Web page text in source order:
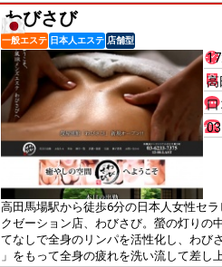
わびさび
一般エステ 日本人エステ 店舗型
高
口
高田馬場駅から徒歩6分の日本人女性セ
クゼーション店、わびさび。螢の灯りの
てなしで全身のリンパを活性化し、わび
」をもって全身の疲れを洗い流して差し